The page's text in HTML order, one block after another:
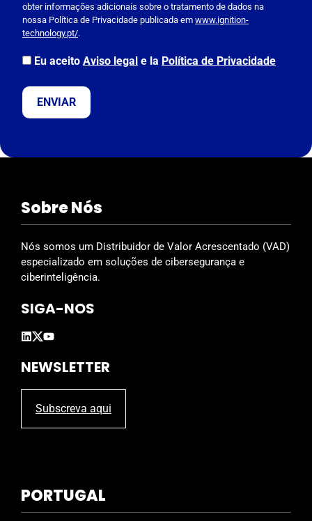
e
l
e
a
e
s
e
l
d
e
m
t
.
obter informações adicionais sobre o tratamento de dados na
nossa Política de Privacidade publicada em www.ignition-
technology.pt/.
Eu aceito Aviso legal e la Política de Privacidade
Sobre Nós
Nós somos um Distribuidor de Valor Acrescentado (VAD)
especializado em soluções de cibersegurança e
ciberinteligência.
SIGA-NOS
NEWSLETTER
Subscreva aqui
PORTUGAL